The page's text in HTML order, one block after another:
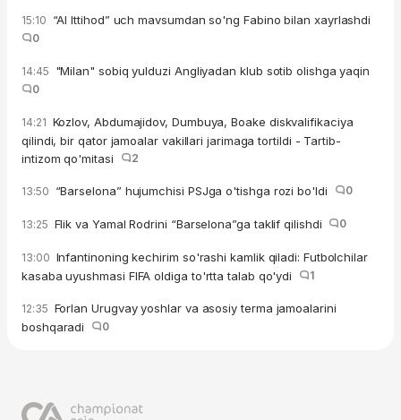
15:10 “Al Ittihod” uch mavsumdan so'ng Fabino bilan xayrlashdi
0
14:45 "Milan" sobiq yulduzi Angliyadan klub sotib olishga yaqin
0
14:21 Kozlov, Abdumajidov, Dumbuya, Boake diskvalifikaciya
qilindi, bir qator jamoalar vakillari jarimaga tortildi - Tartib-
intizom qo'mitasi
2
13:50 “Barselona” hujumchisi PSJga o'tishga rozi bo'ldi 0
13:25 Flik va Yamal Rodrini “Barselona”ga taklif qilishdi 0
13:00 Infantinoning kechirim so'rashi kamlik qiladi: Futbolchilar
kasaba uyushmasi FIFA oldiga to'rtta talab qo'ydi
1
12:35 Forlan Urugvay yoshlar va asosiy terma jamoalarini
boshqaradi
0